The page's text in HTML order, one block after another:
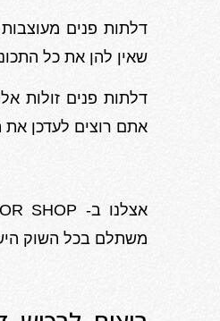
דלתות פנים מעוצבות
שאין להן את כל
דלתות פנים זולות
אתם רוצים לעדכן את
משתלם בכל השוק